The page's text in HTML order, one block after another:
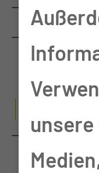
LEVEL 1